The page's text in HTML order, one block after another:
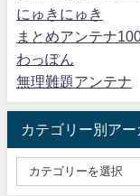
にゅきにゅき
まとめアンテナ
わっぽん
無理難題アンテナ
カテゴリー別アー